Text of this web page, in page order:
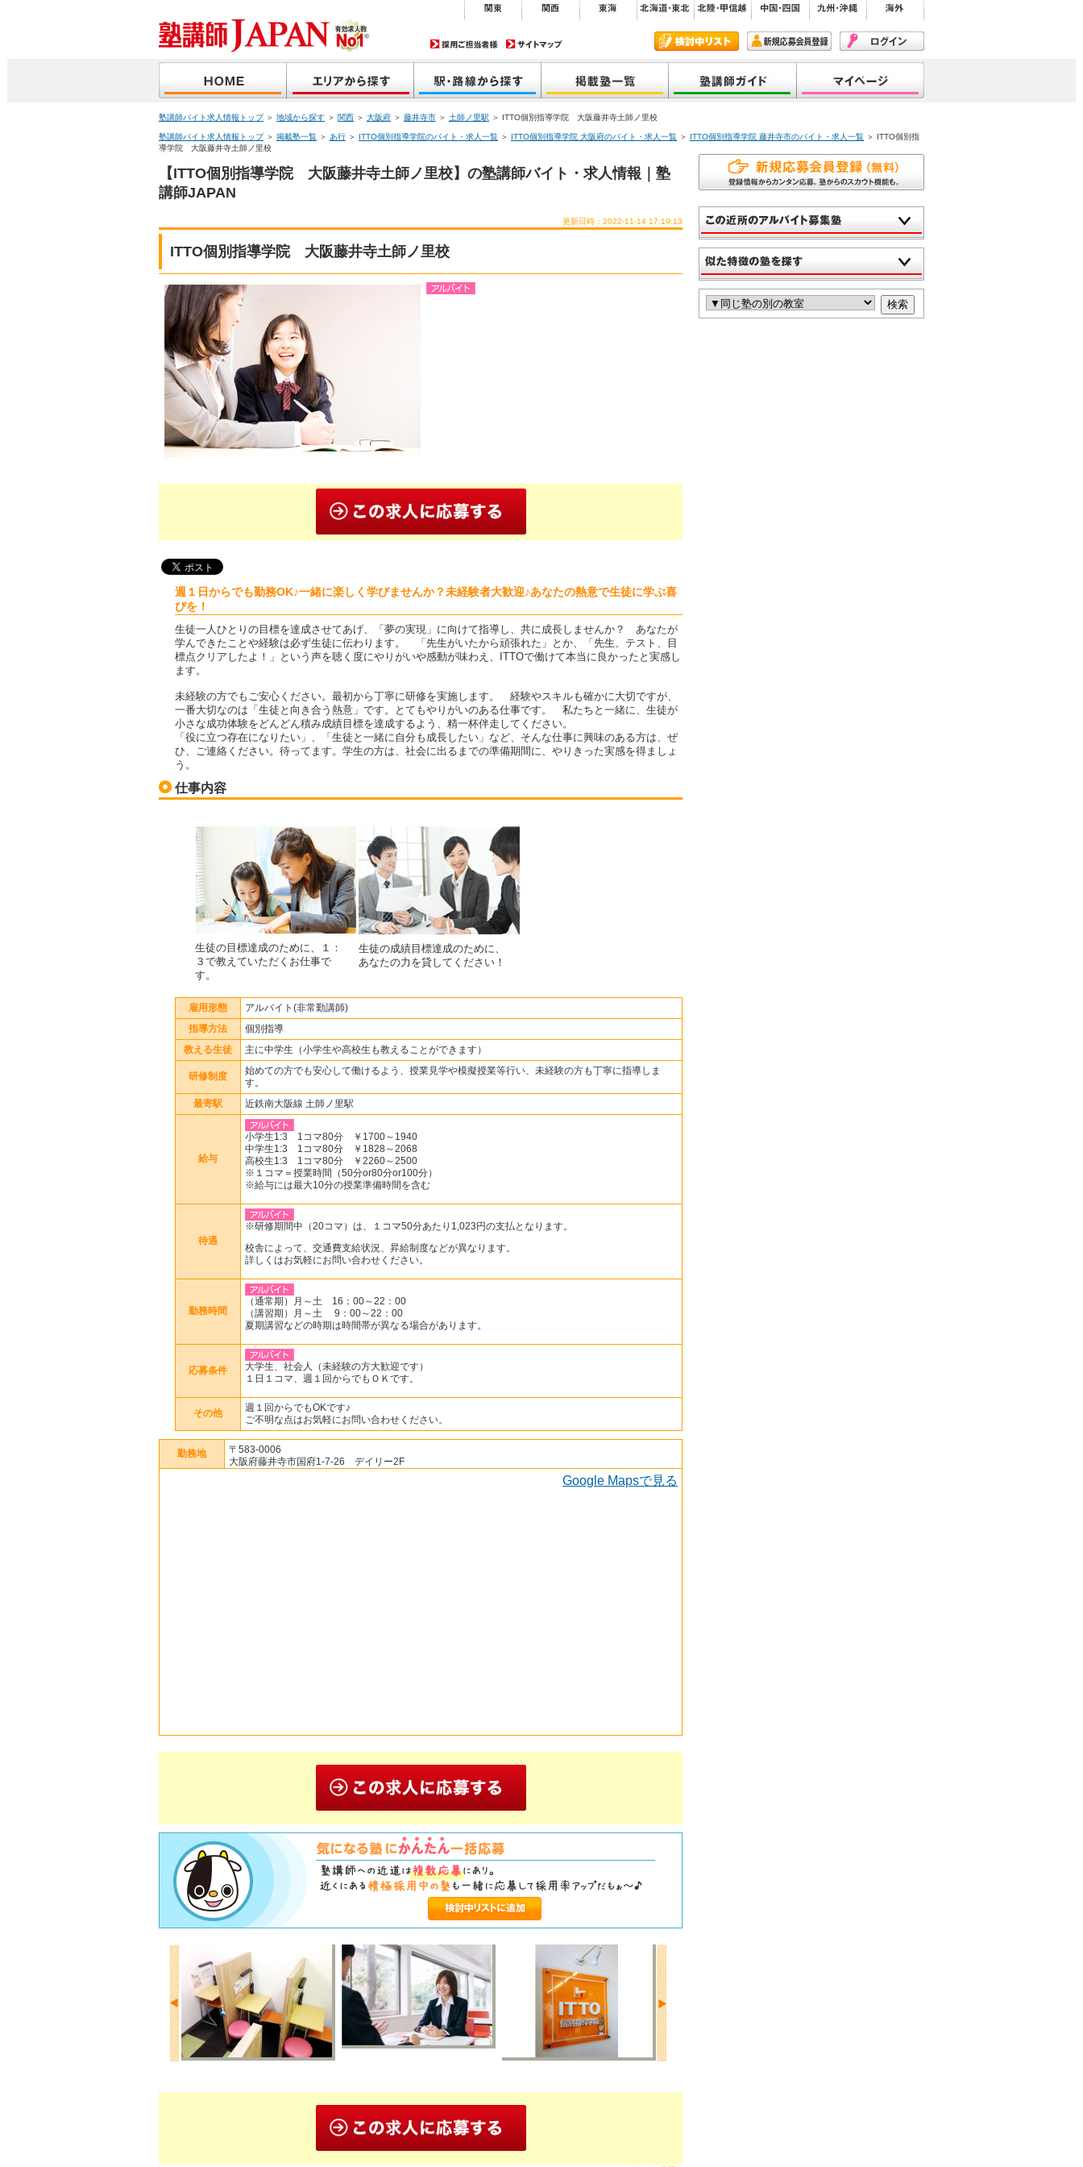
塾講師バイト求人情報トップ＞ 地域から探す ＞ 関西 ＞ 大阪府 ＞ 藤井寺市 ＞ 土師ノ里駅 ＞ ITTO個別指導学院 大阪藤井寺土師ノ里校
塾講師バイト求人情報トップ＞ 掲載塾一覧 ＞ あ行 ＞ ITTO個別指導学院のバイト・求人一覧 ＞ ITTO個別指導学院 大阪府のバイト・求人一覧 ＞ ITTO個別指導学院 藤井寺市のバイト・求人一覧 ＞ ITTO個別指
導学院 大阪藤井寺土師ノ里校
【ITTO個別指導学院 大阪藤井寺土師ノ里校】の塾講師バイト・求人情報｜塾
講師JAPAN
更新日時：2022-11-14 17:19:13
ITTO個別指導学院 大阪藤井寺土師ノ里校
週１日からでも勤務OK♪一緒に楽しく学びませんか？未経験者大歓迎♪あなたの熱意で生徒に学ぶ喜
びを！
生徒一人ひとりの目標を達成させてあげ、「夢の実現」に向けて指導し、共に成長しませんか？ あなたが
学んできたことや経験は必ず生徒に伝わります。 「先生がいたから頑張れた」とか、「先生、テスト、目
標点クリアしたよ！」という声を聴く度にやりがいや感動が味わえ、ITTOで働けて本当に良かったと実感し
ます。
未経験の方でもご安心ください。最初から丁寧に研修を実施します。 経験やスキルも確かに大切ですが、
一番大切なのは「生徒と向き合う熱意」です。とてもやりがいのある仕事です。 私たちと一緒に、生徒が
小さな成功体験をどんどん積み成績目標を達成するよう、精一杯伴走してください。
「役に立つ存在になりたい」、「生徒と一緒に自分も成長したい」など、そんな仕事に興味のある方は、ぜ
ひ、ご連絡ください。待ってます。学生の方は、社会に出るまでの準備期間に、やりきった実感を得ましょ
う。
仕事内容
生徒の目標達成のために、１：
３で教えていただくお仕事で
す。
生徒の成績目標達成のために、
あなたの力を貸してください！
雇用形態 アルバイト(非常勤講師)
指導方法 個別指導
教える生徒 主に中学生（小学生や高校生も教えることができます）
研修制度
始めての方でも安心して働けるよう、授業見学や模擬授業等行い、未経験の方も丁寧に指導しま
す。
最寄駅 近鉄南大阪線 土師ノ里駅
給与
小学生1:3 1コマ80分 ￥1700～1940
中学生1:3 1コマ80分 ￥1828～2068
高校生1:3 1コマ80分 ￥2260～2500
※１コマ＝授業時間（50分or80分or100分）
※給与には最大10分の授業準備時間を含む
待遇
※研修期間中（20コマ）は、１コマ50分あたり1,023円の支払となります。
校舎によって、交通費支給状況、昇給制度などが異なります。
詳しくはお気軽にお問い合わせください。
勤務時間
（通常期）月～土 16：00～22：00
（講習期）月～土 9：00～22：00
夏期講習などの時期は時間帯が異なる場合があります。
応募条件
大学生、社会人（未経験の方大歓迎です）
１日１コマ、週１回からでもＯＫです。
その他
週１回からでもOKです♪
ご不明な点はお気軽にお問い合わせください。
勤務地
〒583-0006
大阪府藤井寺市国府1-7-26 デイリー2F
Google Mapsで見る